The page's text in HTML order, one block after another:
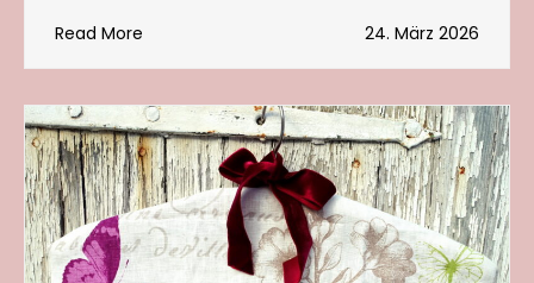
Read More 24. März 2026